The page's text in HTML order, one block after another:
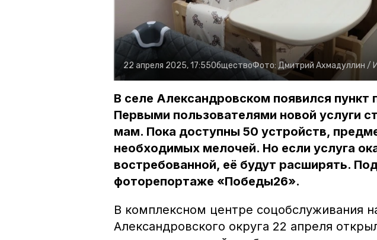
22 апреля 2025, 17:55ОбществоФото: Дмитрий Ахмадуллин /
В селе Александровском появился пункт
Первыми пользователями новой услуги
мам. Пока доступны 50 устройств,
необходимых мелочей. Но если услуга
востребованной, её будут расширять.
фоторепортаже «Победы26».
В комплексном центре соцобслуживания
Александровского округа 22 апреля